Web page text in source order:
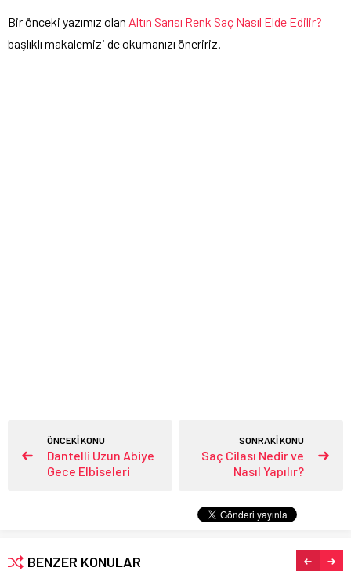
Bir önceki yazımız olan Altın Sarısı Renk Saç Nasıl Elde Edilir?
başlıklı makalemizi de okumanızı öneririz.
ÖNCEKİ KONU
Dantelli Uzun Abiye
Gece Elbiseleri
SONRAKİ KONU
Saç Cilası Nedir ve
Nasıl Yapılır?
BENZER KONULAR